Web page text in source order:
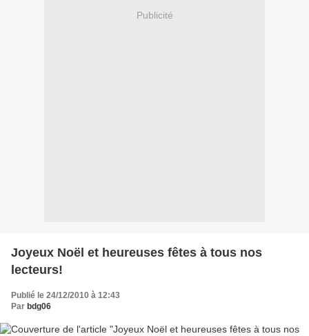
Publicité
Joyeux Noël et heureuses fêtes à tous nos
lecteurs!
Publié le 24/12/2010 à 12:43
Par bdg06